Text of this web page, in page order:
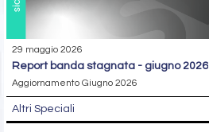
29 maggio 2026
report banda stagnata - giugno 2026
Aggiornamento Giugno 2026
Altri Speciali